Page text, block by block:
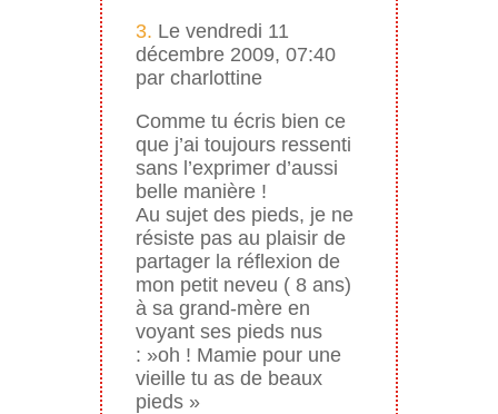
3. Le vendredi 11
décembre 2009, 07:40
par charlottine
Comme tu écris bien ce
que j’ai toujours ressenti
sans l’exprimer d’aussi
belle manière !
Au sujet des pieds, je ne
résiste pas au plaisir de
partager la réflexion de
mon petit neveu ( 8 ans)
à sa grand-mère en
voyant ses pieds nus
: »oh ! Mamie pour une
vieille tu as de beaux
pieds »